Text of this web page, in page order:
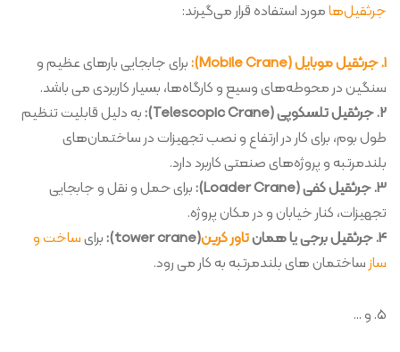
جرثقیل‌هامورد استفاده قرار می‌گیرند:
1. جرثقیل موبایل (Mobile Crane):
برای جابجایی بارهای عظیم و
سنگین در محوطه‌های وسیع و کارگاه‌ها، بسیار کاربردی می باشد.
2. جرثقیل تلسکوپی (Telescopic Crane):
به دلیل قابلیت تنظیم
طول بوم، برای کار در ارتفاع و نصب تجهیزات در ساختمان‌های
بلندمرتبه و پروژه‌های صنعتی کاربرد دارد.
3. جرثقیل کفی (Loader Crane):
برای حمل و نقل و جابجایی
تجهیزات، کنار خیابان و در مکان پروژه.
4. جرثقیل برجی یا همان
تاور کرین(tower crane): برایساخت و
سازساختمان های بلندمرتبه به کار می رود.
5. و …